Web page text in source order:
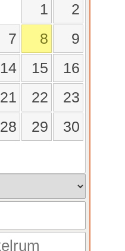
1
2
7 8
9
14 15
16
21 22
23
28 29
30